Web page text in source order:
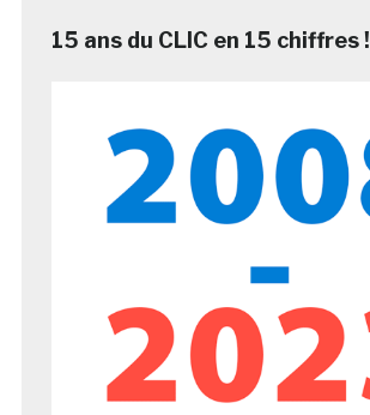
15 ans du CLIC en 15 chiffres !